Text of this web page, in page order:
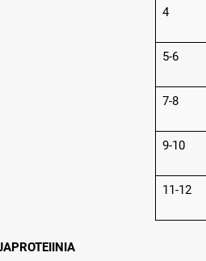
4
5-6
7-8
9-10
11-12